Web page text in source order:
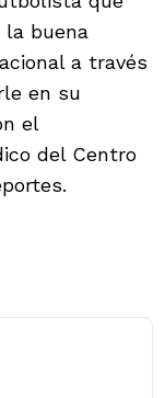
la buena
a través
en su
el
del Centro